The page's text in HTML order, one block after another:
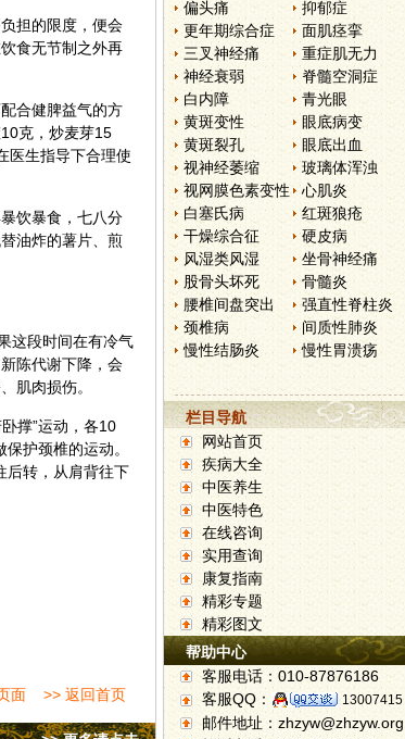
担的限度，便会
食无节制之外再
合健脾益气的方
克，炒麦芽15
医生指导下合理使
饮暴食，七八分
油炸的薯片、煎
这段时间在有冷气
陈代谢下降，会
肌肉损伤。
撑”运动，各10
护颈椎的运动。
后转，从肩背往下
面 >> 返回首页
偏头痛
抑郁症
更年期综合症
面肌痉挛
三叉神经痛
重症肌无力
神经衰弱
脊髓空洞症
白内障
青光眼
黄斑变性
眼底病变
黄斑裂孔
眼底出血
视神经萎缩
玻璃体浑浊
视网膜色素变性
心肌炎
白塞氏病
红斑狼疮
干燥综合征
硬皮病
风湿类风湿
坐骨神经痛
股骨头坏死
骨髓炎
腰椎间盘突出
强直性脊柱炎
颈椎病
间质性肺炎
慢性结肠炎
慢性胃溃疡
栏目导航
网站首页
疾病大全
中医养生
中医特色
在线咨询
实用查询
康复指南
精彩专题
精彩图文
帮助中心
客服电话：010-87876186
客服QQ：
13007415
邮件地址：zhzyw@zhzyw.org